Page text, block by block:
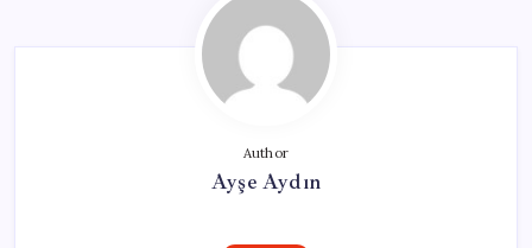
Author
Ayşe Aydın